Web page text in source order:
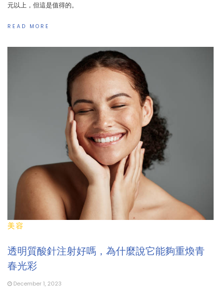
元以上，但這是值得的。
READ MORE
美容
透明質酸針注射好嗎，為什麼說它能夠重煥青
春光彩
December 1, 2023